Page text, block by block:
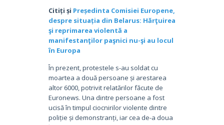
Citiți și Președinta Comisiei Europene,
despre situația din Belarus: Hărţuirea
şi reprimarea violentă a
manifestanţilor paşnici nu-şi au locul
în Europa
În prezent, protestele s-au soldat cu
moartea a două persoane și arestarea
altor 6000, potrivit relatărilor făcute de
Euronews. Una dintre persoane a fost
ucisă în timpul ciocnirilor violente dintre
poliție și demonstranți, iar cea de-a doua